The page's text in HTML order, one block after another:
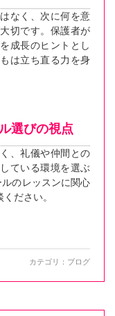
なく、次に何を意
切です。保護者が
成長のヒントとし
は立ち直る力を身
選びの視点
、礼儀や仲間との
ている環境を選ぶ
のレッスンに関心
ださい。
カテゴリ： ブログ